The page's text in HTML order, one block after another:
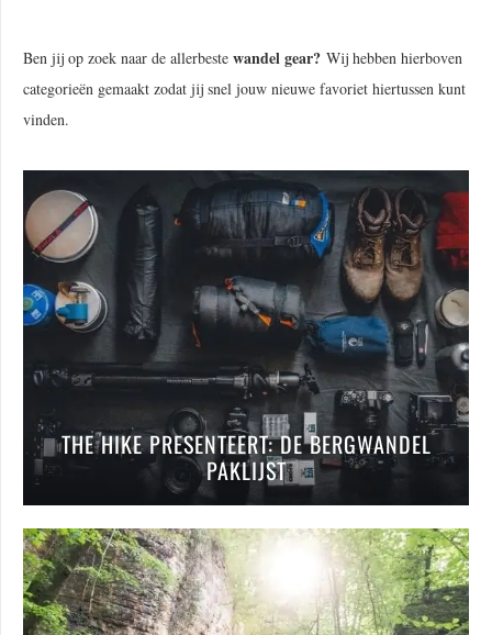
Ben jij op zoek naar de allerbeste wandel gear? Wij hebben hierboven
categorieën gemaakt zodat jij snel jouw nieuwe favoriet hiertussen kunt
vinden.
THE HIKE PRESENTEERT: DE BERGWANDEL
PAKLIJST